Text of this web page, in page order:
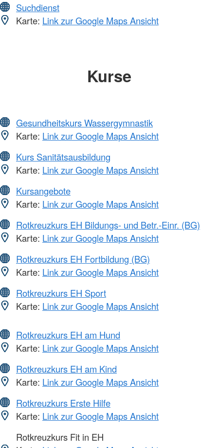
Suchdienst
Karte: Link zur Google Maps Ansicht
Kurse
Gesundheitskurs Wassergymnastik
Karte: Link zur Google Maps Ansicht
Kurs Sanitätsausbildung
Karte: Link zur Google Maps Ansicht
Kursangebote
Karte: Link zur Google Maps Ansicht
Rotkreuzkurs EH Bildungs- und Betr.-Einr. (BG)
Karte: Link zur Google Maps Ansicht
Rotkreuzkurs EH Fortbildung (BG)
Karte: Link zur Google Maps Ansicht
Rotkreuzkurs EH Sport
Karte: Link zur Google Maps Ansicht
Rotkreuzkurs EH am Hund
Karte: Link zur Google Maps Ansicht
Rotkreuzkurs EH am Kind
Karte: Link zur Google Maps Ansicht
Rotkreuzkurs Erste Hilfe
Karte: Link zur Google Maps Ansicht
Rotkreuzkurs Fit in EH